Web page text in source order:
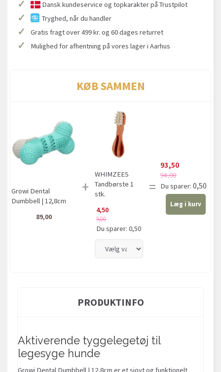
✓ Dansk kundeservice og topkarakter på Trustpilot
✓ Tryghed, når du handler
✓ Gratis fragt over 499 kr. og 60 dages returret
✓ Mulighed for afhentning på vores lager i Aarhus
KØB SAMMEN
Growi Dental
Dumbbell | 12,8cm
89,00
+
WHIMZEES
Tandbørste 1
stk.
4,50
5,00
Du sparer:0,50
=
93,50
94,00
Du sparer:0,50
Læg i kurv
PRODUKTINFO
Aktiverende tyggelegetøj til
legesyge hunde
Growi Dental Dumbbell | 12,8cm er et sjovt og funktionelt